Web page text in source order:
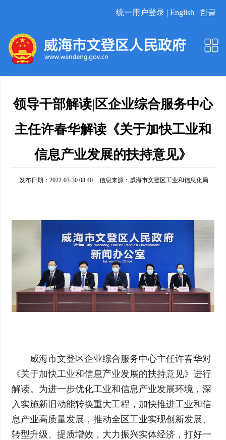
统一用户登录 | English | 한글
领导干部解读|区企业综合服务中心
主任许春华解读《关于加快工业和
信息产业发展的扶持意见》
发布日期：2022-03-30 08:40 信息来源： 威海市文登区工业和信息化局
威海市文登区企业综合服务中心主任许春华对
《关于加快工业和信息产业发展的扶持意见》进行
解读。为进一步优化工业和信息产业发展环境，深
入实施新旧动能转换重大工程，加快推进工业和信
息产业高质量发展，推动全区工业实现创新发展、
转型升级、提质增效，大力振兴实体经济，打好一